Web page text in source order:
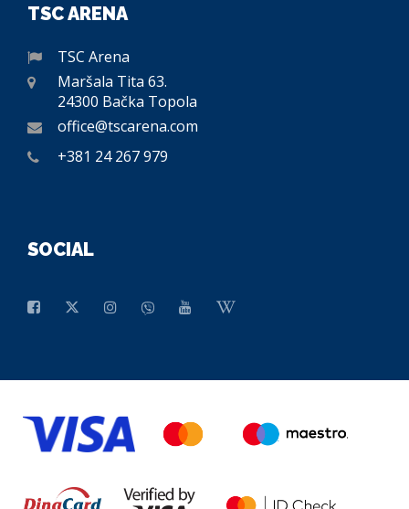
TSC ARENA
TSC Arena
Maršala Tita 63.
24300 Bačka Topola
office@tscarena.com
+381 24 267 979
SOCIAL